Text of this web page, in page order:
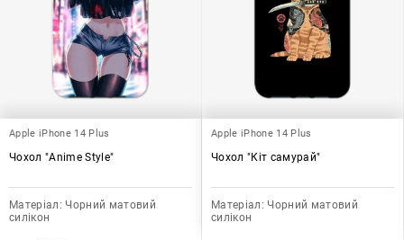
Apple iPhone 14 Plus
Чохол "Anime Style"
Матеріал: Чорний матовий
силікон
Apple iPhone 14 Plus
Чохол "Кіт самурай"
Матеріал: Чорний матовий
силікон